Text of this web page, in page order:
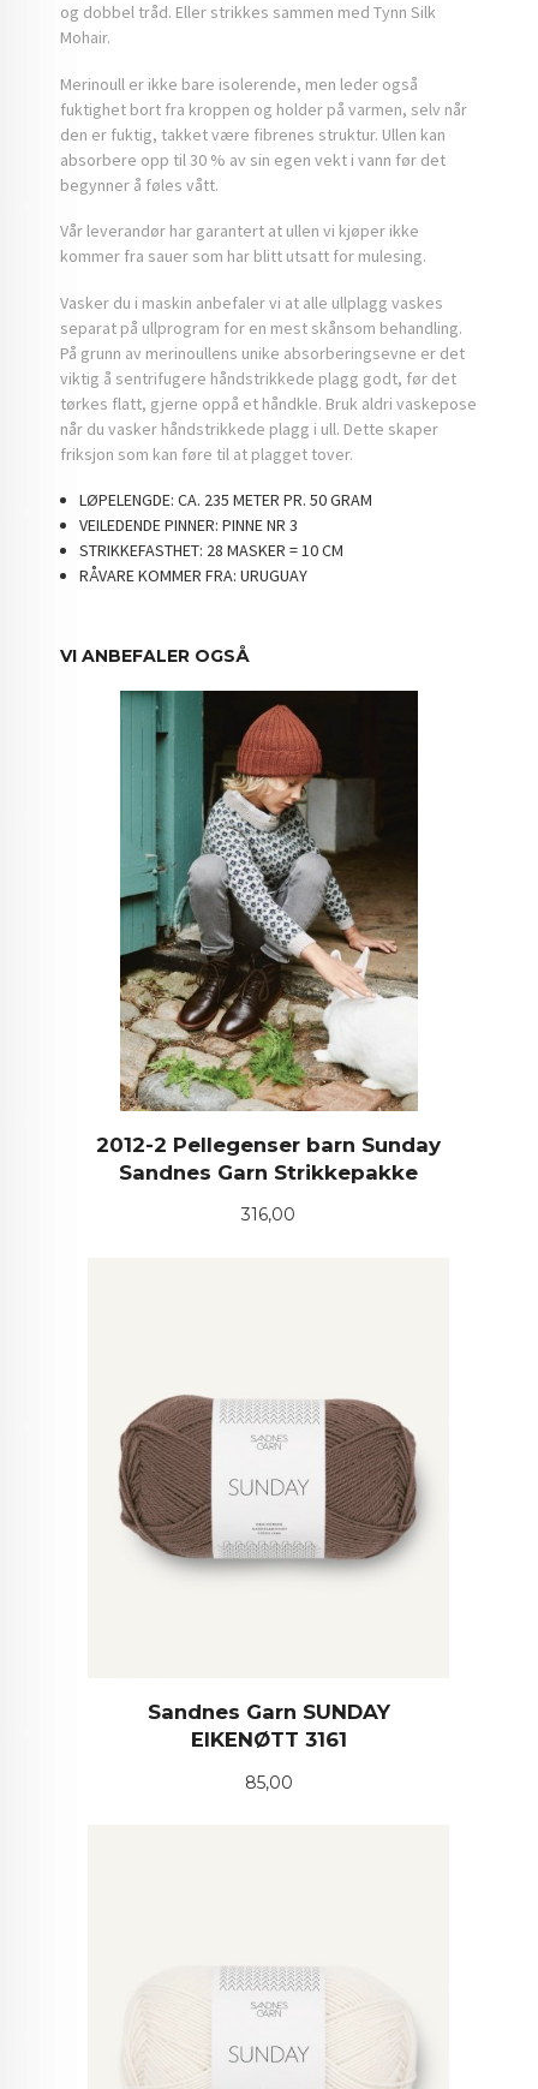
og dobbel tråd. Eller strikkes sammen med Tynn Silk
Mohair.
Merinoull er ikke bare isolerende, men leder også
fuktighet bort fra kroppen og holder på varmen, selv når
den er fuktig, takket være fibrenes struktur. Ullen kan
absorbere opp til 30 % av sin egen vekt i vann før det
begynner å føles vått.
Vår leverandør har garantert at ullen vi kjøper ikke
kommer fra sauer som har blitt utsatt for mulesing.
Vasker du i maskin anbefaler vi at alle ullplagg vaskes
separat på ullprogram for en mest skånsom behandling.
På grunn av merinoullens unike absorberingsevne er det
viktig å sentrifugere håndstrikkede plagg godt, før det
tørkes flatt, gjerne oppå et håndkle. Bruk aldri vaskepose
når du vasker håndstrikkede plagg i ull. Dette skaper
friksjon som kan føre til at plagget tover.
LØPELENGDE: CA. 235 METER PR. 50 GRAM
VEILEDENDE PINNER: PINNE NR 3
STRIKKEFASTHET: 28 MASKER = 10 CM
RÅVARE KOMMER FRA: URUGUAY
VI ANBEFALER OGSÅ
2012-2 Pellegenser barn Sunday
Sandnes Garn Strikkepakke
Pris
316,00
Sandnes Garn SUNDAY
EIKENØTT 3161
Pris
85,00